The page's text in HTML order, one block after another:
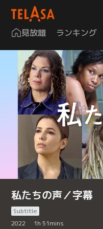
見放題 ランキング
私たちの声／字幕
Subtitle
2022
1h 51mins